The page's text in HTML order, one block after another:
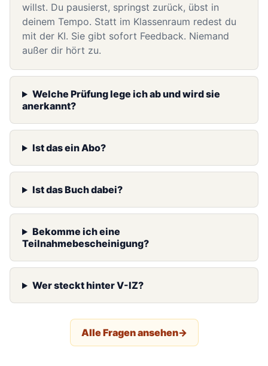
willst. Du pausierst, springst zurück, übst in
deinem Tempo. Statt im Klassenraum redest du
mit der KI. Sie gibt sofort Feedback. Niemand
außer dir hört zu.
Welche Prüfung lege ich ab und wird sie
anerkannt?
Ist das ein Abo?
Ist das Buch dabei?
Bekomme ich eine
Teilnahmebescheinigung?
Wer steckt hinter V-IZ?
Alle Fragen ansehen